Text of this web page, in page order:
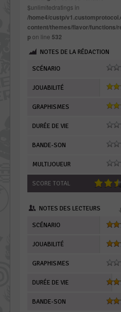
$unlimitedratings in
/home4/custp/
content/themes/flavor/functions/
pon line 532
NOTES DE LA RÉDACTION
SCÉNARIO
JOUABILITÉ
GRAPHISMES
DURÉE DE VIE
BANDE-SON
MULTIJOUEUR
SCORE TOTAL
NOTES DES LECTEURS
SCÉNARIO
JOUABILITÉ
GRAPHISMES
DURÉE DE VIE
BANDE-SON